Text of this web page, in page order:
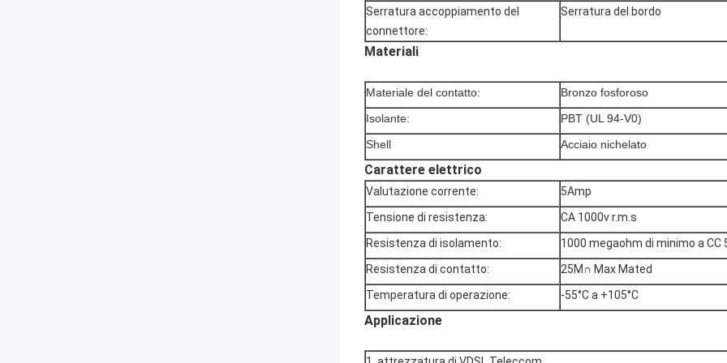
Serratura accoppiamento del
connettore:
Serratura del bordo
Materiali
Materiale del contatto:
Bronzo fosforoso
Isolante:
PBT (UL 94-V0)
Shell
Acciaio nichelato
Carattere elettrico
Valutazione corrente:
5Amp
Tensione di resistenza:
CA 1000v r.m.s
Resistenza di isolamento:
1000 megaohm di minimo a CC
Resistenza di contatto:
25M∩ Max Mated
Temperatura di operazione:
-55°C a +105°C
Applicazione